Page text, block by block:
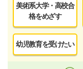
美術系大学・高校合
格をめざす
幼児教育を受けたい